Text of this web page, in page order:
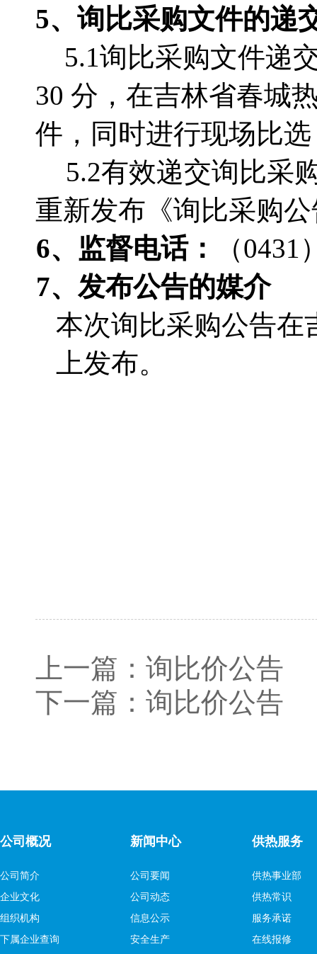
5、询比采购文件的递
5.1询比采购文件递
30 分，在吉林省春城
件，同时进行现场比选
5.2有效递交询比采
重新发布《询比采购
6、监督电话：
（0431
7、发布公告的媒介
本次询比采购公告在
上发布。
上一篇： 询比价公告
下一篇： 询比价公告
公司概况
公司简介
企业文化
组织机构
下属企业查询
新闻中心
公司要闻
公司动态
信息公示
安全生产
供热服务
供热事业部
供热常识
服务承诺
在线报修